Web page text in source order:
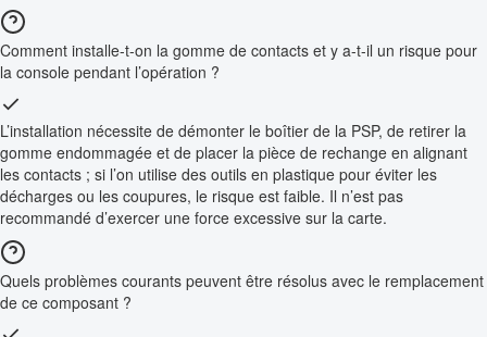
Comment installe-t-on la gomme de contacts et y a-t-il un risque pour
la console pendant l’opération ?
L’installation nécessite de démonter le boîtier de la PSP, de retirer la
gomme endommagée et de placer la pièce de rechange en alignant
les contacts ; si l’on utilise des outils en plastique pour éviter les
décharges ou les coupures, le risque est faible. Il n’est pas
recommandé d’exercer une force excessive sur la carte.
Quels problèmes courants peuvent être résolus avec le remplacement
de ce composant ?